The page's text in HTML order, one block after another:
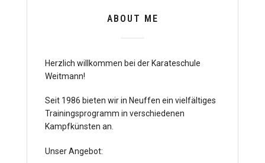
ABOUT ME
Herzlich willkommen bei der Karateschule
Weitmann!
Seit 1986 bieten wir in Neuffen ein vielfältiges
Trainingsprogramm in verschiedenen
Kampfkünsten an.
Unser Angebot: